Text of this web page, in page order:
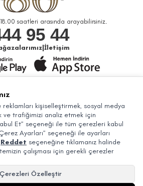
saatleri arasında arayabilirsiniz.
95 44
| İletişim
Tic. A.Ş. Bütün Hakları Saklıdır.
kişiselleştirmek, sosyal medya
ve trafiğimizi analiz etmek için
Et” seçeneği ile tüm çerezleri kabul
Ayarları” seçeneği ile ayarları
Reddet seçeneğine tıklamanız halinde
çalışması için gerekli çerezler
Çerezleri Özelleştir